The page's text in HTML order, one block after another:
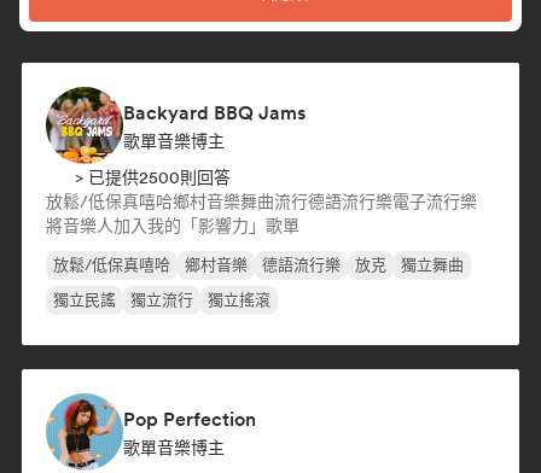
Backyard BBQ Jams
歌單音樂博主
> 已提供2500則回答
放鬆/低保真嘻哈鄉村音樂舞曲流行德語流行樂電子流行樂
將音樂人加入我的「影響力」歌單
放鬆/低保真嘻哈 鄉村音樂 德語流行樂 放克
獨立舞曲
獨立民謠
獨立流行 獨立搖滾
Pop Perfection
歌單音樂博主